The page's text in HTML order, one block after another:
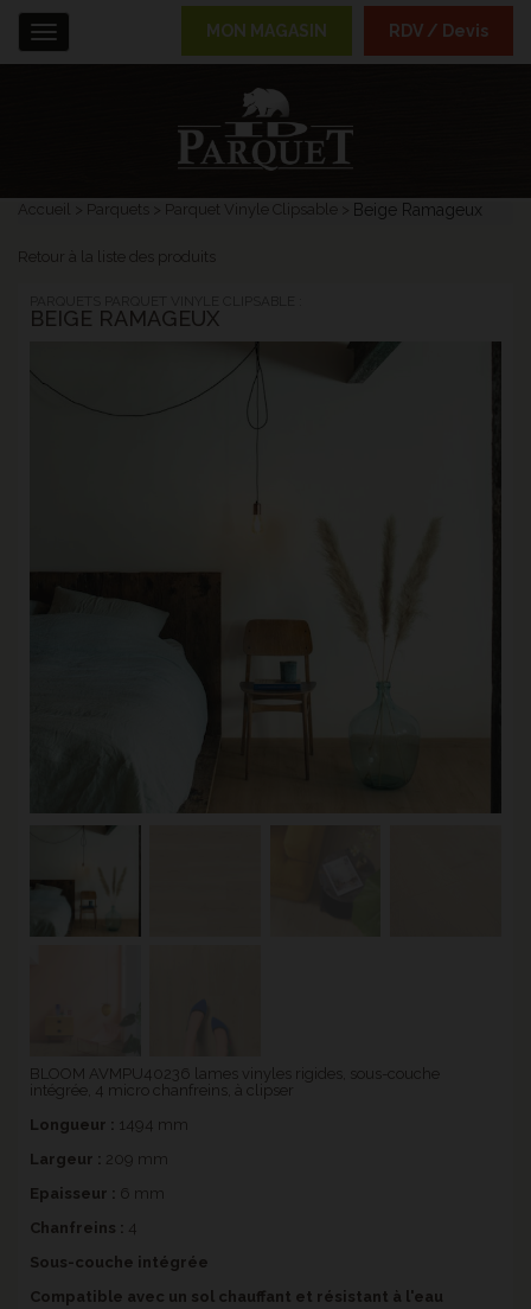
Accueil Parquets Parquet Vinyle Clipsable Beige Ramageux
Retour à la liste des produits
BEIGE RAMAGEUX
BLOOM AVMPU40236 lames vinyles rigides, sous-couche
intégrée, 4 micro chanfreins, à clipser
Longueur : 1494 mm
Largeur :
209 mm
Epaisseur : 6 mm
Chanfreins : 4
Sous-couche intégrée
Compatible avec un sol chauffant et résistant à l'eau
Menu MON MAGASIN RDV / Devis